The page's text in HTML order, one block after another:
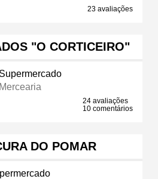
23 avaliações
"O CORTICEIRO"
Supermercado
Mercearia
24 avaliações
10 comentários
DO POMAR